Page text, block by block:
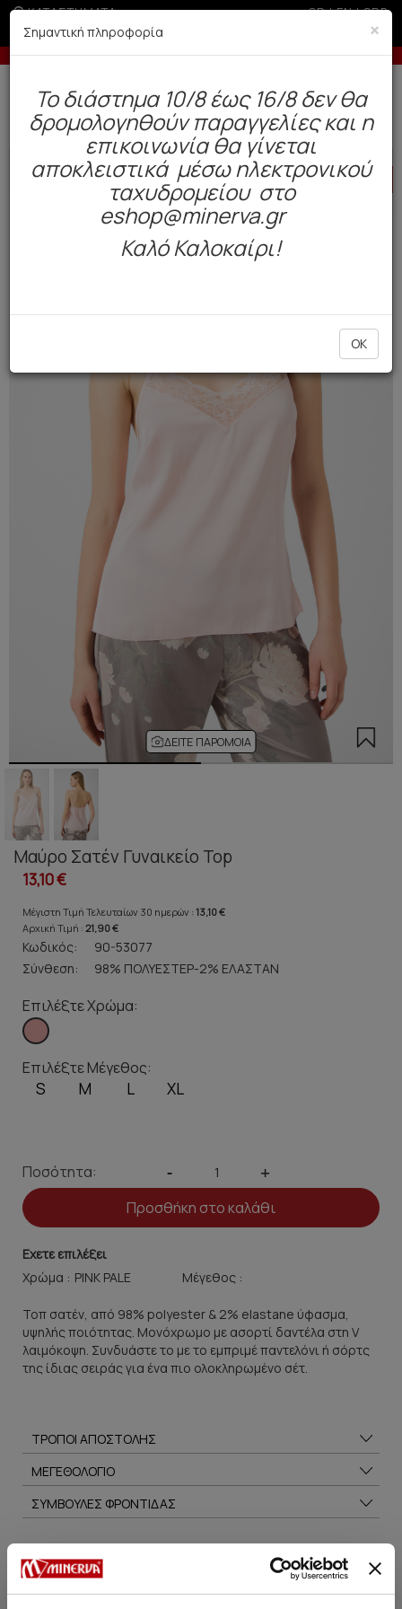
ΚΑΤΑΣΤΗΜΑΤΑ GR|EN|SRB
-10% σε παραγγελίες άνω των 200€
Δωρεάν αποστολή άνω των 49€. Παράδοση σε 3-5 εργάσιμες.
Γυναίκα Πυτζάμες / Νυχτικά Exclusive Συλλογή
HOT
ΔΕΊΤΕ ΠΑΡΌΜΟΙΑ
Μαύρο Σατέν Γυναικείο Top
13,10 €
Μέγιστη Τιμή Τελευταίων 30 ημερών : 13,10 €
Αρχική Τιμή : 21,90 €
Κωδικός:
90-53077
Σύνθεση:
98% ΠΟΛΥΕΣΤΕΡ-2% ΕΛΑΣΤΑΝ
Επιλέξτε Χρώμα:
Επιλέξτε Μέγεθος:
S M L XL
Ποσότητα: - +
Προσθήκη στο καλάθι
Εχετε επιλέξει
Χρώμα :
Μέγεθος :
Τοπ σατέν, από 98% polyester & 2% elastane ύφασμα,
υψηλής ποιότητας. Μονόχρωμο με ασορτί δαντέλα στη V
λαιμόκοψη. Συνδυάστε το με τo εμπριμέ παντελόνι ή σόρτς
της ίδιας σειράς για ένα πιο ολοκληρωμένο σέτ.
ΤΡΟΠΟΙ ΑΠΟΣΤΟΛΗΣ
ΜΕΓΕΘΟΛΟΓΙΟ
ΣΥΜΒΟΥΛΕΣ ΦΡΟΝΤΙΔΑΣ
×
Σημαντική πληροφορία
To διάστημα 10/8 έως 16/8 δεν θα
δρομολογηθούν παραγγελίες και η
επικοινωνία θα γίνεται
αποκλειστικά μέσω ηλεκτρονικού
ταχυδρομείου στο
eshop@minerva.gr
Καλό Καλοκαίρι!
OK